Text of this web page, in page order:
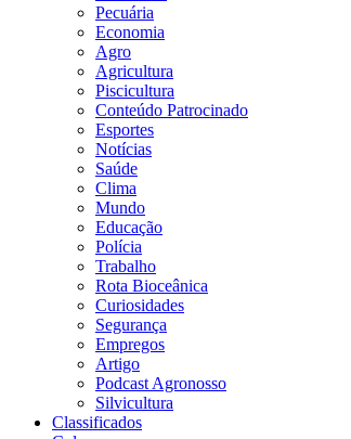
Pecuária
Economia
Agro
Agricultura
Piscicultura
Conteúdo Patrocinado
Esportes
Notícias
Saúde
Clima
Mundo
Educação
Polícia
Trabalho
Rota Bioceânica
Curiosidades
Segurança
Empregos
Artigo
Podcast Agronosso
Silvicultura
Classificados